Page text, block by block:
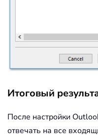
Итоговый
После настройки
отвечать на все